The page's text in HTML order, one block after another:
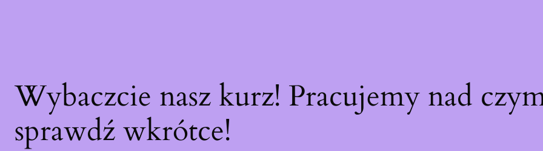
Wybaczcie nasz kurz! Pracujemy nad
sprawdź wkrótce!